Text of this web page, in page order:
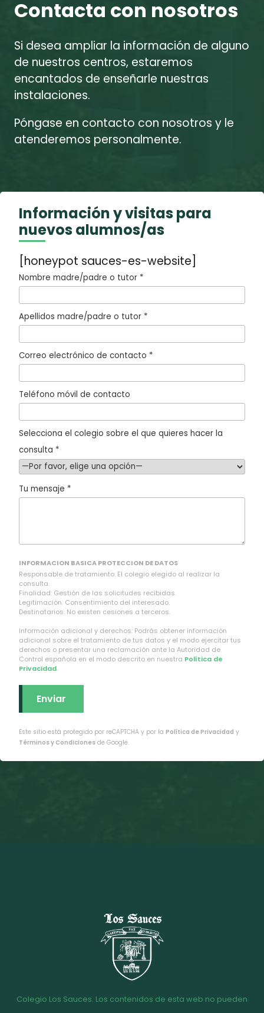
Contacta con nosotros
Si desea ampliar la información de alguno
de nuestros centros, estaremos
encantados de enseñarle nuestras
instalaciones.
Póngase en contacto con nosotros y le
atenderemos personalmente.
Información y visitas para
nuevos alumnos/as
[honeypot sauces-es-website]
Nombre madre/padre o tutor *
Apellidos madre/padre o tutor *
Correo electrónico de contacto *
Teléfono móvil de contacto
Selecciona el colegio sobre el que quieres hacer la
consulta *
Tu mensaje *
INFORMACION BASICA PROTECCION DE DATOS
Responsable de tratamiento: El colegio elegido al realizar la
consulta.
Finalidad: Gestión de las solicitudes recibidas.
Legitimación: Consentimiento del interesado.
Destinatarios: No existen cesiones a terceros.
Información adicional y derechos: Podrás obtener información
adicional sobre el tratamiento de tus datos y el modo ejercitar tus
derechos o presentar una reclamación ante la Autoridad de
Control española en el modo descrito en nuestra Política de
Privacidad.
Este sitio está protegido por reCAPTCHA y por la Política de Privacidad y
Términos y Condiciones de Google.
Colegio Los Sauces. Los contenidos de esta web no pueden